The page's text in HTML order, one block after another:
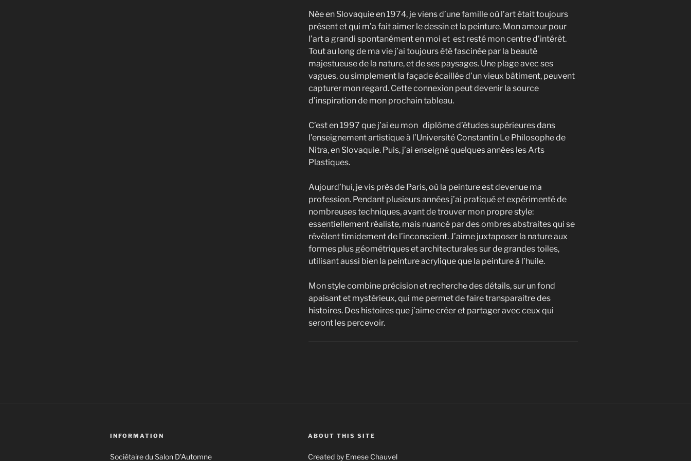
Née en Slovaquie en 1974, je viens d’une famille où l’art était toujours
présent et qui m’a fait aimer le dessin et la peinture. Mon amour pour
l’art a grandi spontanément en moi et est resté mon centre d’intérêt.
Tout au long de ma vie j’ai toujours été fascinée par la beauté
majestueuse de la nature, et de ses paysages. Une plage avec ses
vagues, ou simplement la façade écaillée d’un vieux bâtiment, peuvent
capturer mon regard. Cette connexion peut devenir la source
d’inspiration de mon prochain tableau.
C’est en 1997 que j’ai eu mon diplôme d’études supérieures dans
l’enseignement artistique à l’Université Constantin Le Philosophe de
Nitra, en Slovaquie. Puis, j’ai enseigné quelques années les Arts
Plastiques.
Aujourd’hui, je vis près de Paris, où la peinture est devenue ma
profession. Pendant plusieurs années j’ai pratiqué et expérimenté de
nombreuses techniques, avant de trouver mon propre style:
essentiellement réaliste, mais nuancé par des ombres abstraites qui se
révèlent timidement de l’inconscient. J’aime juxtaposer la nature aux
formes plus géométriques et architecturales sur de grandes toiles,
utilisant aussi bien la peinture acrylique que la peinture à l’huile.
Mon style combine précision et recherche des détails, sur un fond
apaisant et mystérieux, qui me permet de faire transparaitre des
histoires. Des histoires que j’aime créer et partager avec ceux qui
seront les percevoir.
INFORMATION
Sociétaire du Salon D’Automne
ABOUT THIS SITE
Created by Emese Chauvel